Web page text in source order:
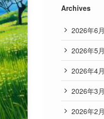
Archives
2026年6月
2026年5月
2026年4月
2026年3月
2026年2月